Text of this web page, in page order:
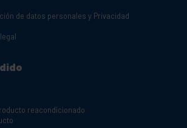
de datos personales y Privacidad
reacondicionado